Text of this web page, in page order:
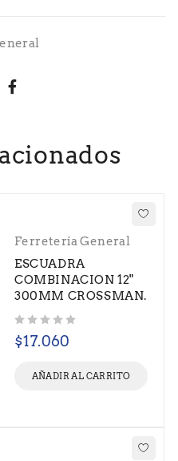
Ferretería General
ESCUADRA
COMBINACION 12"
300MM CROSSMAN.
$17.060
AÑADIR AL CARRITO